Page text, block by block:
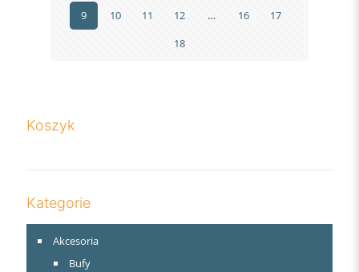
9
10 11 12 … 16
17
18
Koszyk
Kategorie
Akcesoria
Bufy